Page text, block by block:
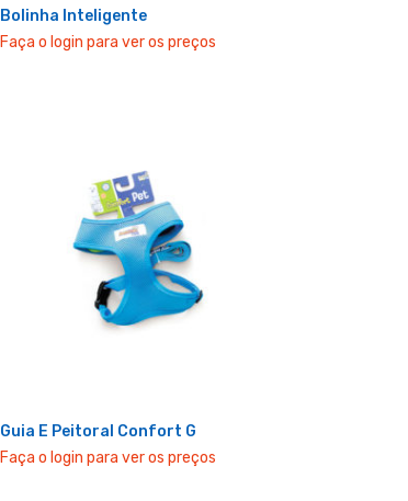
Bolinha Inteligente
Faça o login para ver os preços
Guia E Peitoral Confort G
Faça o login para ver os preços